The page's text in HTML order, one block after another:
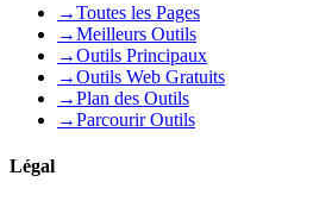
→Toutes les Pages
→Meilleurs Outils
→Outils Principaux
→Outils Web Gratuits
→Plan des Outils
→Parcourir Outils
Légal